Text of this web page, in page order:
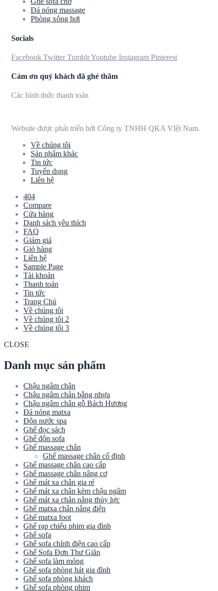
Đá nóng massage
Phòng xông hơi
Socials
Facebook Twitter TumblrYoutube Instagram Pinterest
Cảm ơn quý khách đã ghé thăm
Các hình thức thanh toán
Website được phát triển bởi Công ty TNHH QKA VIệt Nam.
Về chúng tôi
Sản phẩm khác
Tin tức
Tuyển dụng
Liên hệ
404
Compare
Cửa hàng
Danh sách yêu thích
FAQ
Giảm giá
Giỏ hàng
Liên hệ
Sample Page
Tài khoản
Thanh toán
Tin tức
Trang Chủ
Về chúng tôi
Về chúng tôi 2
Về chúng tôi 3
CLOSE
Danh mục sản phẩm
Chậu ngâm chân
Chậu ngâm chân bằng nhựa
Chậu ngâm chân gỗ Bách Hương
Đá nóng matxa
Đôn nước spa
Ghế đọc sách
Ghế đôn sofa
Ghế massage chân
Ghế massage chân cố định
Ghế massage chân cao cấp
Ghế massage chân nâng cơ
Ghế mát xa chân gia rẻ
Ghế mát xa chân kèm chậu ngâm
Ghế mát xa chân nâng thủy lực
Ghế matxa chân nâng điện
Ghế matxa foot
Ghế rạp chiếu phim gia đình
Ghế sofa
Ghế sofa chỉnh điện cao cấp
Ghế Sofa Đơn Thư Giãn
Ghế sofa làm móng
Ghế sofa phòng hát gia đình
Ghế sofa phòng khách
Ghế sofa phòng phim